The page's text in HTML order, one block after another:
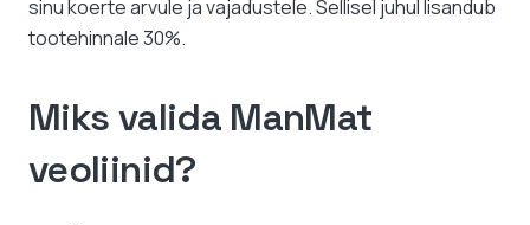
sinu koerte arvule ja vajadustele. Sellisel juhul lisandub
tootehinnale 30%.
Miks valida ManMat
veoliinid?